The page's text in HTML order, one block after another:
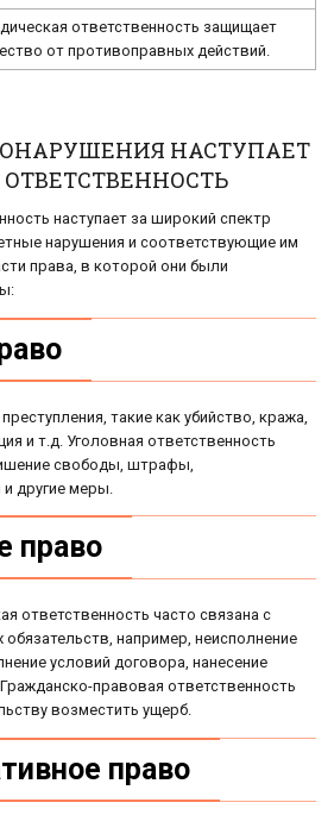
ответственность защищает
от противоправных действий.
НАСТУПАЕТ
наступает за широкий спектр
нарушения и соответствующие им
права, в которой они были
такие как убийство, кража,
и т.д. Уголовная ответственность
свободы, штрафы,
другие меры.
право
ответственность часто связана с
например, неисполнение
условий договора, нанесение
правовая ответственность
возместить ущерб.
право